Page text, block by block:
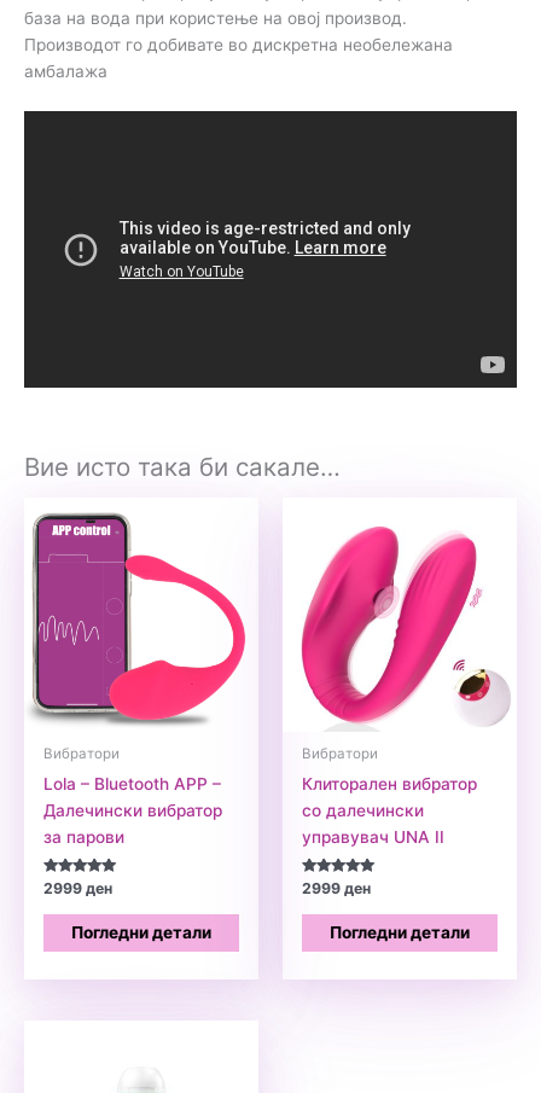
база на вода при користење на овој производ.
Производот го добивате во дискретна необележана
амбалажа
Вие исто така би сакале…
Вибратори
Lola – Bluetooth APP –
Далечински вибратор
за парови
Оценето
од 5
2999ден
Погледни детали
Вибратори
Клиторален вибратор
со далечински
управувач UNA II
Оценето
од 5
2999ден
Погледни детали